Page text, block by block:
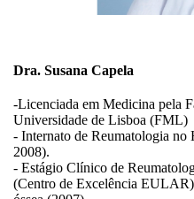
Dra. Susana Capela
-Licenciada em Medicina pela
Universidade de Lisboa (FML)
- Internato de Reumatologia no
2008).
- Estágio Clínico de
(Centro de Excelência